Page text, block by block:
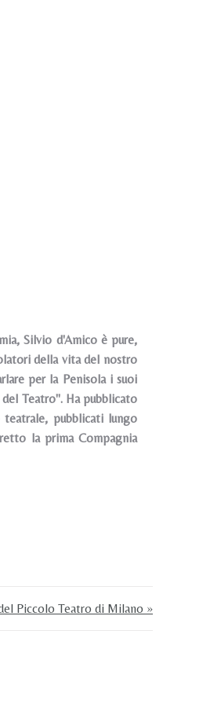
Silvio d'Amico è pure,
della vita del nostro
per la Penisola i suoi
Teatro". Ha pubblicato
pubblicati lungo
la prima Compagnia
Piccolo Teatro di Milano »